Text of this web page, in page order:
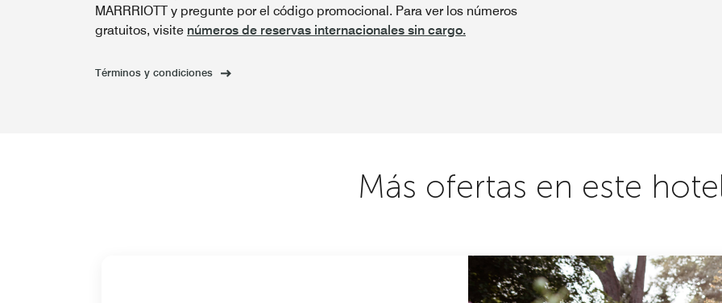
MARRRIOTT y pregunte por el código promocional. Para ver los números
gratuitos, visite números de reservas internacionales sin cargo.
Términos y condiciones
Más ofertas en este